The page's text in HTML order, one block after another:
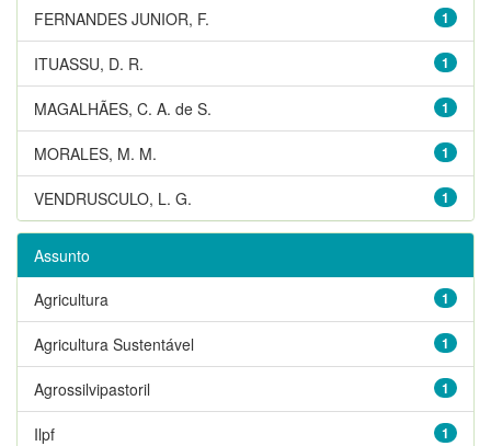
1
FERNANDES JUNIOR, F.
1
ITUASSU, D. R.
1
MAGALHÃES, C. A. de S.
1
MORALES, M. M.
1
VENDRUSCULO, L. G.
Assunto
1
Agricultura
1
Agricultura Sustentável
1
Agrossilvipastoril
1
Ilpf